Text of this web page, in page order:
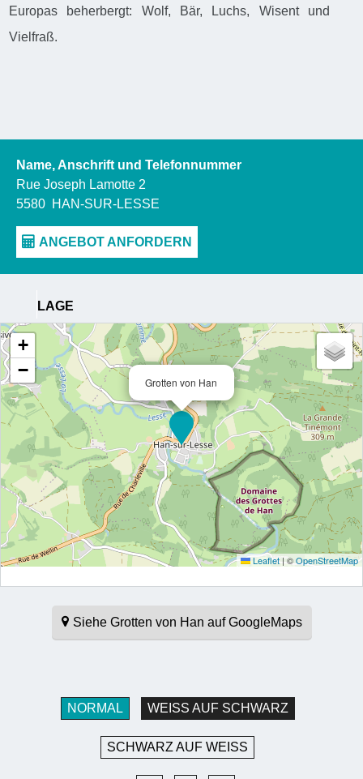
Europas beherbergt: Wolf, Bär, Luchs, Wisent und
Vielfraß.
Name, Anschrift und Telefonnummer
Rue Joseph Lamotte 2
5580 HAN-SUR-LESSE
LAGE
Grotten von Han
+
−
Leaflet|©OpenStreetMap
Siehe Grotten von Han auf GoogleMaps
NORMAL WEISS AUF SCHWARZ
SCHWARZ AUF WEISS